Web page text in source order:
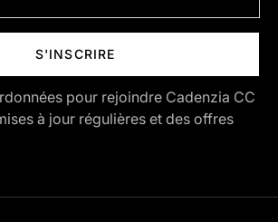
S'INSCRIRE
pour rejoindre Cadenzia CC
à jour régulières et des offres